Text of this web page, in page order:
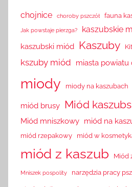
chojnice choroby pszczół fauna
Jak powstaje pierzga? kaszubskie
kaszubski miód Kaszuby
kszuby miód miasta powiatu
miody miody na kaszubach
miód brusy Miód
Miód mniszkowy miód na
miód rzepakowy miód w
miód z kaszub Miód
Mniszek pospolity narzędzia pracy